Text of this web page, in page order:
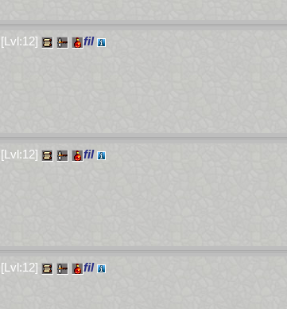
[Lvl:12] fil
[Lvl:12] fil
[Lvl:12] fil